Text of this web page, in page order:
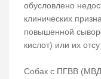
обусловлено
клинических
повышенной
кислот) или их
Собак с ПГВВ